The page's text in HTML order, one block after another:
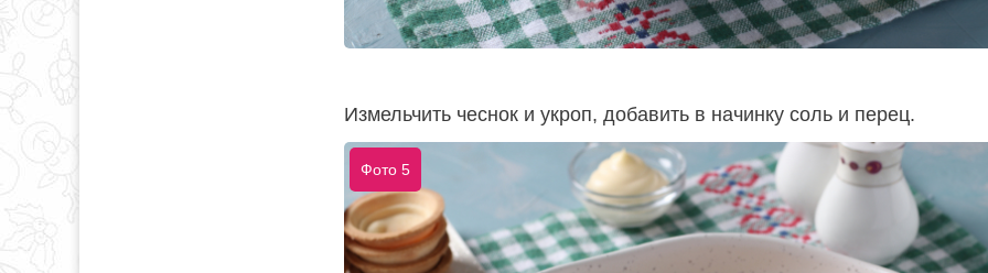
Измельчить чеснок и укроп, добавить в начинку соль и перец.
Фото 5